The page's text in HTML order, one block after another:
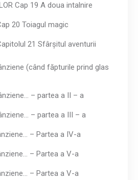
Cap 19 A doua intalnire
20 Toiagul magic
21 Sfârșitul aventurii
(când făpturile prind glas
– partea a II – a
– partea a III – a
– Partea a IV-a
– Partea a V-a
– Partea a V-a